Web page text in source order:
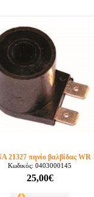
21327 πηνίο βαλβίδας WR
Κωδικός: 0403000145
25,00€